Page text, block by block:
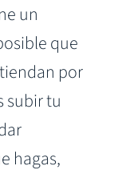
un
que
por
subir tu
hagas,